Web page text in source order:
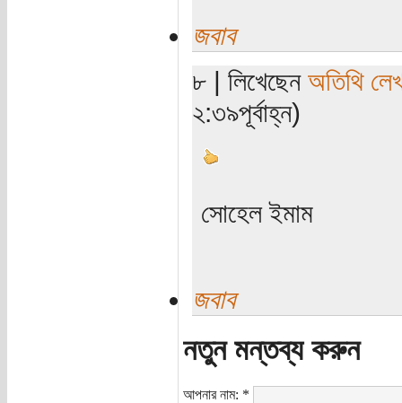
জবাব
৮ | লিখেছেন অতিথি
২:৩৯পূর্বাহ্ন)
সোহেল ইমাম
জবাব
নতুন মন্তব্য করুন
আপনার নাম: *